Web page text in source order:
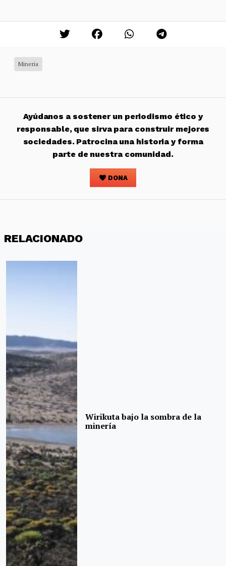
Mineria
Ayúdanos a sostener un periodismo ético y
responsable, que sirva para construir mejores
sociedades. Patrocina una historia y forma
parte de nuestra comunidad.
DONA
RELACIONADO
Wirikuta bajo la sombra de la
minería